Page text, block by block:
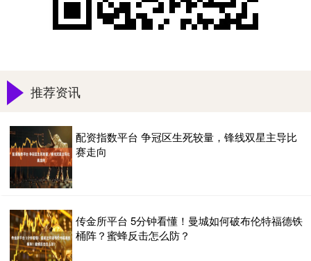
推荐资讯
配资指数平台 争冠区生死较量，锋线双星主导比
赛走向
传金所平台 5分钟看懂！曼城如何破布伦特福德铁
桶阵？蜜蜂反击怎么防？